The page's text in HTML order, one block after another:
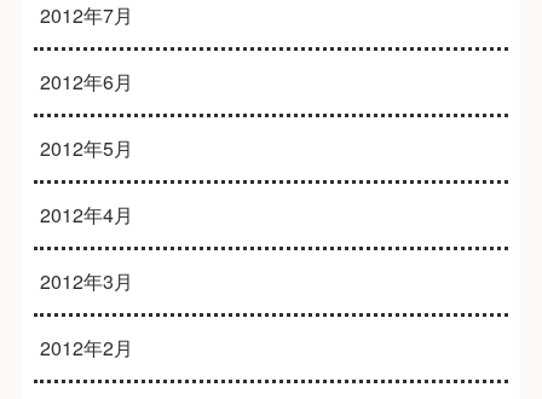
2012年7月
2012年6月
2012年5月
2012年4月
2012年3月
2012年2月